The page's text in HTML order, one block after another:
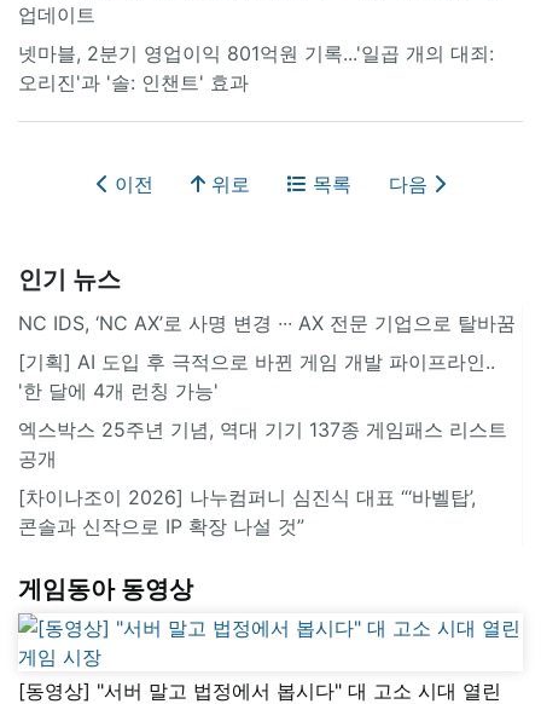
업데이트
넷마블, 2분기 영업이익 801억원 기록...'일곱 개의 대죄:
오리진'과 '솔: 인챈트' 효과
이전 위로 목록 다음
인기 뉴스
NC IDS, ‘NC AX’로 사명 변경 ∙∙∙ AX 전문 기업으로 탈바꿈
[기획] AI 도입 후 극적으로 바뀐 게임 개발 파이프라인..
'한 달에 4개 런칭 가능'
엑스박스 25주년 기념, 역대 기기 137종 게임패스 리스트
공개
[차이나조이 2026] 나누컴퍼니 심진식 대표 “‘바벨탑’,
콘솔과 신작으로 IP 확장 나설 것”
게임동아 동영상
[동영상] "서버 말고 법정에서 봅시다" 대 고소 시대 열린